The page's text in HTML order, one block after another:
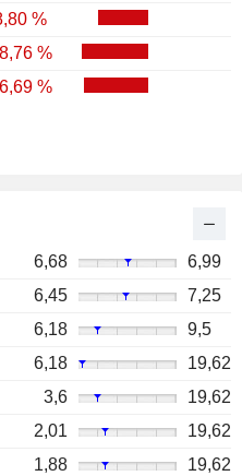
%
%
%
6,68
6,99
6,45
7,25
6,18
9,5
6,18
19,62
3,6
19,62
2,01
19,62
1,88 19,62